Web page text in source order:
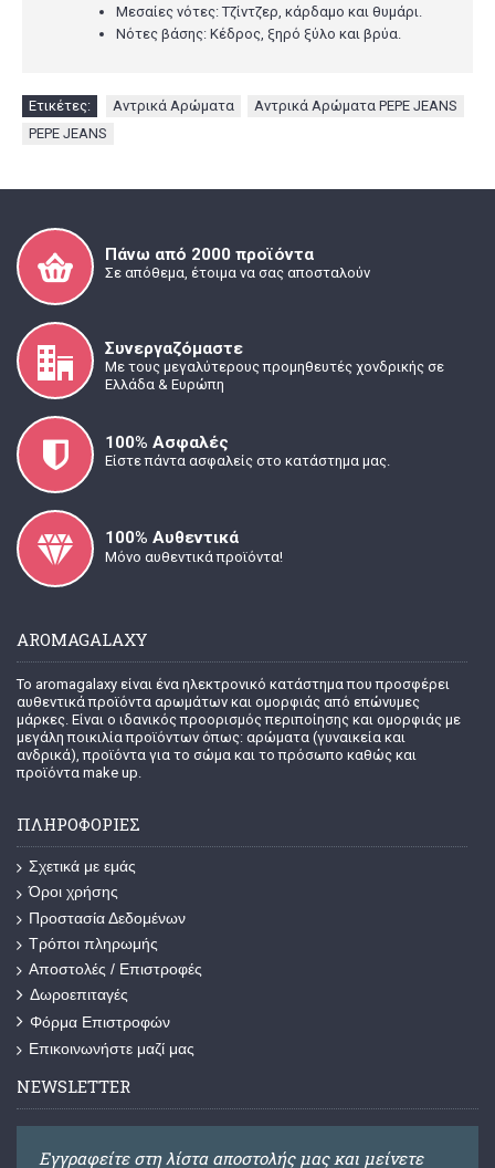
Μεσαίες νότες: Τζίντζερ, κάρδαμο και θυμάρι.
Νότες βάσης: Κέδρος, ξηρό ξύλο και βρύα.
Ετικέτες: Αντρικά Aρώματα Αντρικά Aρώματα PEPE JEANS
PEPE JEANS
Πάνω από 2000 προϊόντα
Σε απόθεμα, έτοιμα να σας αποσταλούν
Συνεργαζόμαστε
Με τους μεγαλύτερους προμηθευτές χονδρικής σε
Ελλάδα & Ευρώπη
100% Ασφαλές
Είστε πάντα ασφαλείς στο κατάστημα μας.
100% Αυθεντικά
Μόνο αυθεντικά προϊόντα!
AROMAGALAXY
Το aromagalaxy είναι ένα ηλεκτρονικό κατάστημα που προσφέρει
αυθεντικά προϊόντα αρωμάτων και ομορφιάς από επώνυμες
μάρκες. Είναι ο ιδανικός προορισμός περιποίησης και ομορφιάς με
μεγάλη ποικιλία προϊόντων όπως: αρώματα (γυναικεία και
ανδρικά), προϊόντα για το σώμα και το πρόσωπο καθώς και
προϊόντα make up.
ΠΛΗΡΟΦΟΡΊΕΣ
Σχετικά με εμάς
Όροι χρήσης
Προστασία Δεδομένων
Τρόποι πληρωμής
Αποστολές / Επιστροφές
Δωροεπιταγές
Φόρμα Επιστροφών
Επικοινωνήστε μαζί μας
NEWSLETTER
Εγγραφείτε στη λίστα αποστολής μας και μείνετε